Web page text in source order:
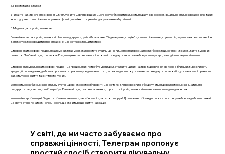
5. Простота і мінімалізм
Уникайте надмірного споживання. Сім'я Олени та Сергія вирішила цього року обмежити кількість подарунків, зосередившись на спільних враженнях, таких
як похід у театр чи спільна прогулянка. Це зміцнило їхні стосунки і подарувало незабутні миті.
6. Медитація та усвідомленість
Включіть практики усвідомленості. Наприклад, група друзів зібралася на "Різдвяну медитацію", де вони спільно медитували під звуки святкових пісень. Це
допомогло їм зосередитися на справжніх цінностях і зменшити стрес.
Створення атмосфери Різдва, яка лікує, вимагає усвідомленості та зусиль. Це не лише про прикраси, а про глибокі емоції, зв'язки між людьми та духовний
розвиток. Пам'ятайте, що справжнє Різдво – це не лише свято, а й можливість відчути тепло та любов у своєму серці та поділитися цим з іншими.
Створення лікувальної атмосфери Різдва – це процес, який потребує уваги до деталей та щирих намірів. Відновлення зв'язків з близькими, важливість
традицій, споглядання, доброта, простота та практики усвідомленості – ці аспекти допоможуть вам не лише відчути справжній дух свята, але й принести
радість у своє життя та життя оточуючих.
Запросіть своїх близьких на спільну зустріч, де ви зможете обговорити цінності, які для вас важливі, або долучіться до волонтерських ініціатив, які
подарують радість тим, хто її потребує. Пам’ятайте, що ваше прагнення до простоти й усвідомленості може стати прикладом для інших.
Чи готові ви зробити цей Різдво особливим не лише для себе, але й для тих, хто поруч? Дозвольте собі зануритися в атмосферу любові та доброти, і нехай
це свято стане початком чогось нового, що змінить ваше життя на краще.
У світі, де ми часто забуваємо про
справжні цінності, Телеграм пропонує